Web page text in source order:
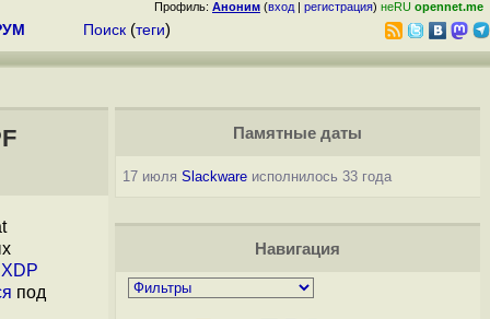
Профиль: Аноним (вход | регистрация) неRU opennet.me
Поиск (теги)
XDP
под
Памятные даты
17 июля Slackwareисполнилось 33 года
Навигация